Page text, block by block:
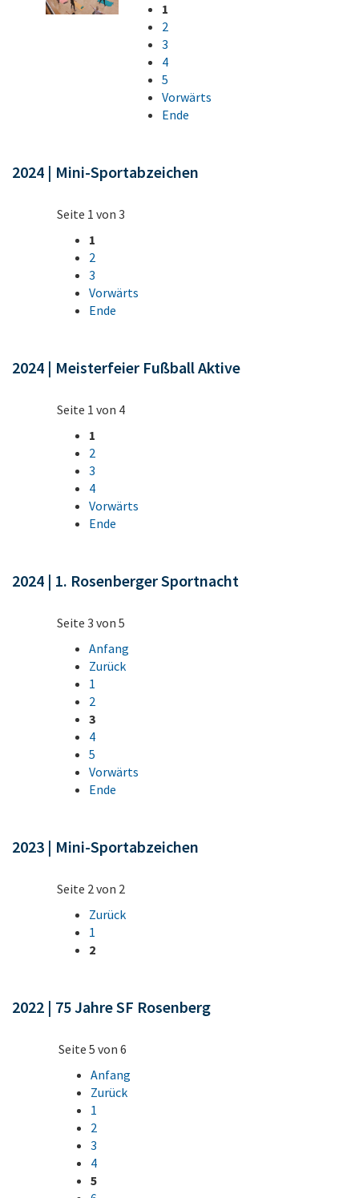
1
2
3
4
5
Vorwärts
Ende
2024 | Mini-Sportabzeichen
Seite 1 von 3
1
2
3
Vorwärts
Ende
2024 | Meisterfeier Fußball Aktive
Seite 1 von 4
1
2
3
4
Vorwärts
Ende
2024 | 1. Rosenberger Sportnacht
Seite 3 von 5
Anfang
Zurück
1
2
3
4
5
Vorwärts
Ende
2023 | Mini-Sportabzeichen
Seite 2 von 2
Zurück
1
2
2022 | 75 Jahre SF Rosenberg
Seite 5 von 6
Anfang
Zurück
1
2
3
4
5